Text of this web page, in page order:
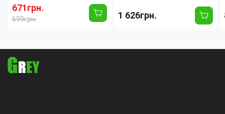
универсальный триммер
11в1, набор для бороды,
волос, носа и тела с
671грн.
699грн.
для стрижки волос VGR V-
285 9000 RPM MUSCULAR
1 626грн.